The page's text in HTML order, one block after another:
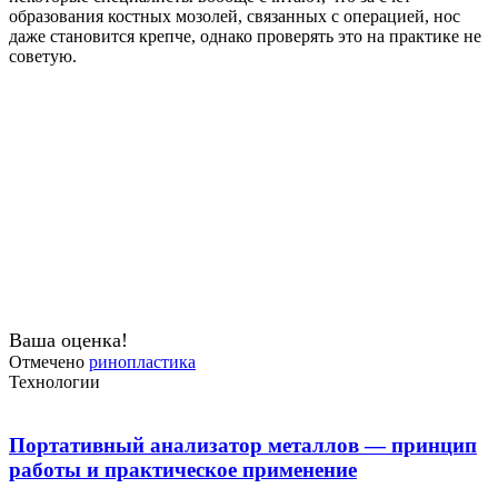
образования костных мозолей, связанных с операцией, нос
даже становится крепче, однако проверять это на практике не
советую.
Ваша оценка!
Отмечено ринопластика
Технологии
Портативный анализатор металлов — принцип
работы и практическое применение